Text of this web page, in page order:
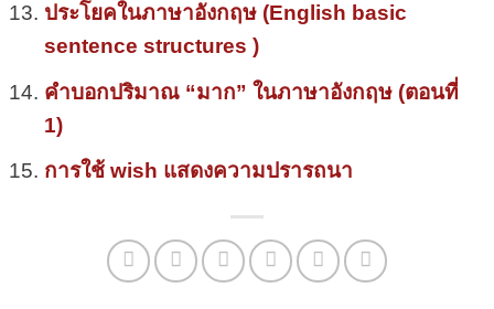
ประโยคในภาษาอังกฤษ (English basic
sentence structures )
คำบอกปริมาณ “มาก” ในภาษาอังกฤษ (ตอนที่
1)
การใช้ wish แสดงความปรารถนา